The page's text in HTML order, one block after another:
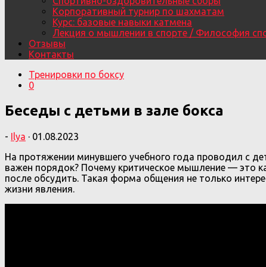
Корпоративный турнир по шахматам
Курс: базовые навыки катмена
Лекция о мышлении в спорте / Философия
Отзывы
Контакты
Тренировки по боксу
0
Беседы с детьми в зале бокса
- Ilya · 01.08.2023
На протяжении минувшего учебного года проводил с
важен порядок? Почему критическое мышление — это
после обсудить. Такая форма общения не только
жизни явления.